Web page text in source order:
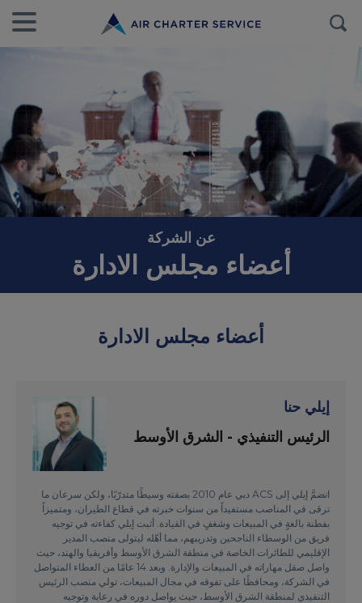
عن الشركة
أعضاء مجلس الادارة
أعضاء مجلس الادارة
إيلي حنا
الرئيس التنفيذي - الشرق الأوسط
انضمَّ إيلي إلى ACS دبي عام 2010 بصفته وسيطًا متدرّبًا، ولكن سرعان ما
ترقى في المناصب مستفيداً من سنوات خبرته في قطاع الطيران، ومتميزاً
بفطنة بالغةٍ في المبيعات وشغفٍ في القيادة. أثبت إيلي كفاءته في توجيه
فريق من الوسطاء الناجحين وتدريبهم، مما أهّله ليتولى منصب المدير
الإقليمي للطائرات الخاصة في منطقة الشرق الأوسط وأفريقيا والهند، حيث
واصل صقل مهاراته في المبيعات والإدارة. وبعد 14 عامًا من العطاء المتواصل
في الشركة، ومحافظًا على تفوقه في مجال المبيعات، تولي منصب الرئيس
التنفيذي لمنطقة الشرق الأوسط، حيث يواصل دوره في رعاية وتوجيه